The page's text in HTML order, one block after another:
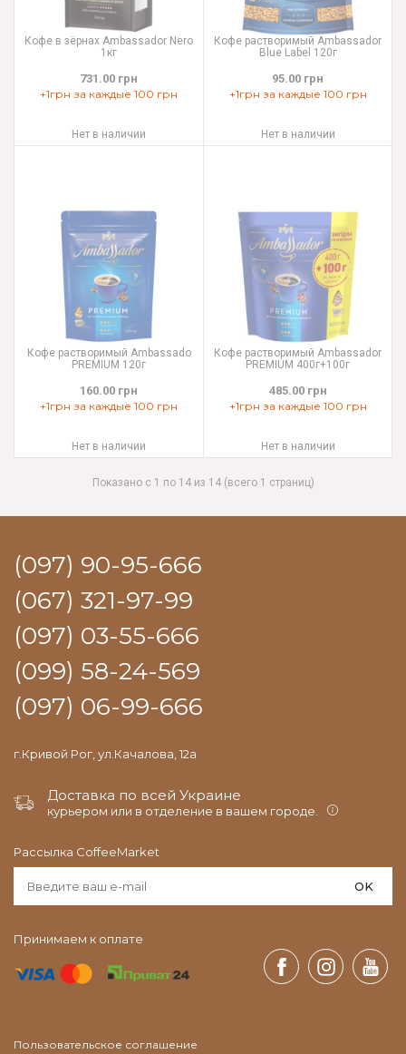
Кофе в зёрнах Ambassador Nero
1кг
731.00 грн
+1грн за каждые 100 грн
Нет в наличии
Кофе растворимый Ambassador
Blue Label 120г
95.00 грн
+1грн за каждые 100 грн
Нет в наличии
Кофе растворимый Ambassado
PREMIUM 120г
160.00 грн
+1грн за каждые 100 грн
Нет в наличии
Кофе растворимый Ambassador
PREMIUM 400г+100г
485.00 грн
+1грн за каждые 100 грн
Нет в наличии
Показано с 1 по 14 из 14 (всего 1 страниц)
(097) 90-95-666
(067) 321-97-99
(097) 03-55-666
(099) 58-24-569
(097) 06-99-666
г.Кривой Рог, ул.Качалова, 12а
Доставка по всей Украине
курьером или в отделение в вашем городе.
Рассылка CoffeeMarket
OK
Принимаем к оплате
Пользовательское соглашение